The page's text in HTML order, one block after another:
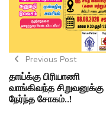
Previous Post
தாய்க்கு பிரியாணி
வாங்கிவந்த சிறுவனுக்கு
நேர்ந்த சோகம்..!